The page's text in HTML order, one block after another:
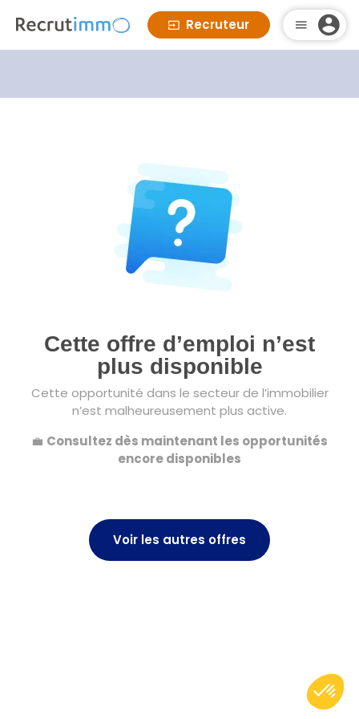
Recruteur
Cette offre d’emploi n’est
plus disponible
Cette opportunité dans le secteur de l’immobilier
n’est malheureusement plus active.
💼 Consultez dès maintenant les opportunités
encore disponibles
Voir les autres offres